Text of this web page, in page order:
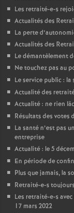
Les retraité-e-s
Actualités des
La perte
Actualités des
Le démantèlement
Ne touchez pas au
Le service public : la
Actualité des
Actualité : ne rien
Résultats des votes
La santé n’est pas
entreprise
Actualité : le 5
En période de
Plus que jamais, la
Retraité-e-s
Les retraité-e-s
17 mars 2022